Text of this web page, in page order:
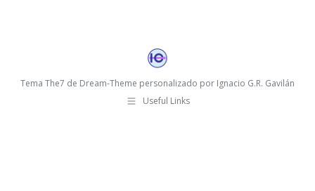
Tema The7 de Dream-Theme personalizado por Ignacio G.R. Gavilán
Useful Links